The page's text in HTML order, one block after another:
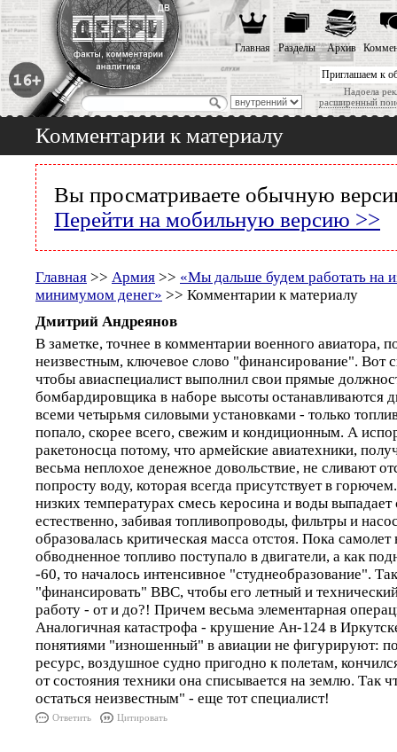
Приглашаем к
Надоела
расширенный
Главная Разделы Архив
Комментарии к материалу
Вы просматриваете обычную
Перейти на мобильную версию >>
Главная >> Армия >> «Мы дальше будем работать на
минимумом денег» >> Комментарии к материалу
Дмитрий Андреянов
В заметке, точнее в комментарии военного авиатора,
неизвестным, ключевое слово "финансирование". Вот
чтобы авиаспециалист выполнил свои прямые
бомбардировщика в наборе высоты останавливаются
всеми четырьмя силовыми установками - только
попало, скорее всего, свежим и кондиционным. А
ракетоносца потому, что армейские авиатехники,
весьма неплохое денежное довольствие, не сливают
попросту воду, которая всегда присутствует в
низких температурах смесь керосина и воды
естественно, забивая топливопроводы, фильтры и
образовалась критическая масса отстоя. Пока самолет
обводненное топливо поступало в двигатели, а как
-60, то началось интенсивное "студнеобразование".
"финансировать" ВВС, чтобы его летный и
работу - от и до?! Причем весьма элементарная
Аналогичная катастрофа - крушение Ан-124 в
понятиями "изношенный" в авиации не фигурируют:
ресурс, воздушное судно пригодно к полетам,
от состояния техники она списывается на землю. Так
остаться неизвестным" - еще тот специалист!
Ответить Цитировать